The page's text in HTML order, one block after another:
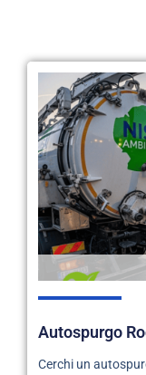
Autospurgo
Cerchi un